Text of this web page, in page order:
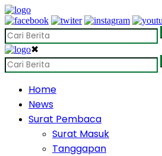
✖
Home
News
Surat Pembaca
Surat Masuk
Tanggapan